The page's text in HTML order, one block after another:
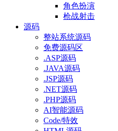
角色扮演
枪战射击
源码
整站系统源码
免费源码区
.ASP源码
.JAVA源码
.JSP源码
.NET源码
.PHP源码
AI智能源码
Code/特效